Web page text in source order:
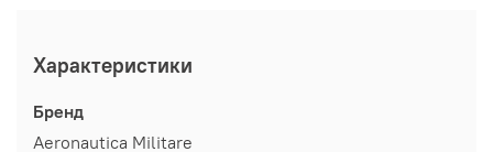
Характеристики
Бренд
Aeronautica Militare